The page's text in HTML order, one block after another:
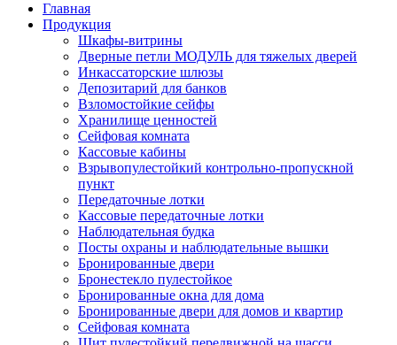
Главная
Продукция
Шкафы-витрины
Дверные петли МОДУЛЬ для тяжелых дверей
Инкассаторские шлюзы
Депозитарий для банков
Взломостойкие сейфы
Хранилище ценностей
Сейфовая комната
Кассовые кабины
Взрывопулестойкий контрольно-пропускной
пункт
Передаточные лотки
Кассовые передаточные лотки
Наблюдательная будка
Посты охраны и наблюдательные вышки
Бронированные двери
Бронестекло пулестойкое
Бронированные окна для дома
Бронированные двери для домов и квартир
Сейфовая комната